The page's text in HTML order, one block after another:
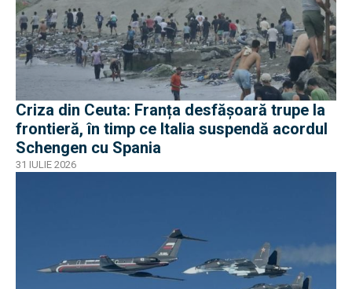
Criza din Ceuta: Franța desfășoară trupe la
frontieră, în timp ce Italia suspendă acordul
Schengen cu Spania
31 IULIE 2026